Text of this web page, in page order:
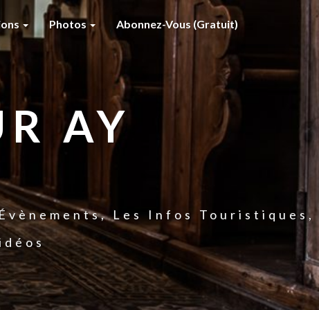
Photos Abonnez-Vous (gratuit)
AY
Les Infos Touristiques,